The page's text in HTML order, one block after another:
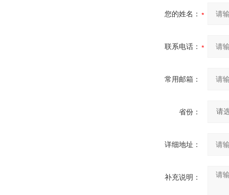
您的姓名：
联系电话：
常用邮箱：
省份：
详细地址：
补充说明：